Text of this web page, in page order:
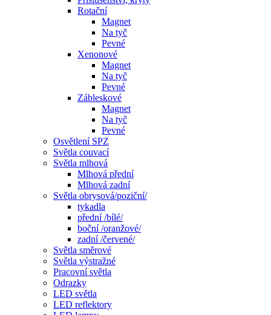
Rotační
Magnet
Na tyč
Pevné
Xenonové
Magnet
Na tyč
Pevné
Zábleskové
Magnet
Na tyč
Pevné
Osvětlení SPZ
Světla couvací
Světla mlhová
Mlhová přední
Mlhová zadní
Světla obrysová/poziční/
tykadla
přední /bílé/
boční /oranžové/
zadní /červené/
Světla směrové
Světla výstražné
Pracovní světla
Odrazky
LED světla
LED reflektory